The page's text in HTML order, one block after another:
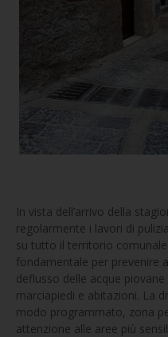
In vista dell’arrivo della
regolarmente i lavori di
su tutto il territorio
fondamentale per prevenire
deflusso delle acque
marciapiedi e abitazioni. La
modo programmato, zona
attenzione alle aree più